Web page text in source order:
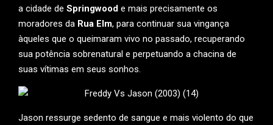
a cidade de Springwood e mais precisamente os
moradores da Rua Elm, para continuar sua vingança
àqueles que o queimaram vivo no passado, recuperando
sua potência sobrenatural e perpetuando a chacina de
suas vítimas em seus sonhos.
Jason ressurge sedento de sangue e mais violento do que